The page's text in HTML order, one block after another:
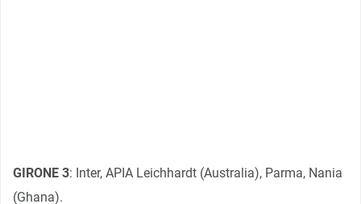
GIRONE 3: Inter, APIA Leichhardt (Australia), Parma, Nania
(Ghana).